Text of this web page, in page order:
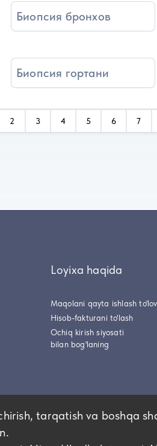
Биопсия бронхов
Биопсия гортани
2 3 4 5 6 7
Loyixa haqida
Maqolani qayta ishlash
Hisob-fakturani to'lash
Ochiq kirish siyosati
bilan bog'laning
tarqatish va boshqa